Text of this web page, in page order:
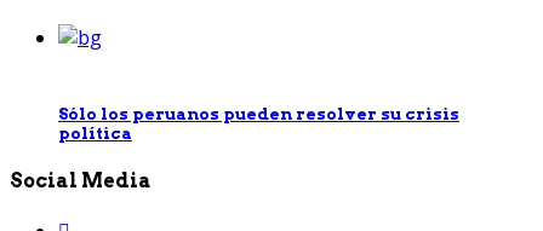
Sólo los peruanos pueden resolver su crisis
política
Social Media